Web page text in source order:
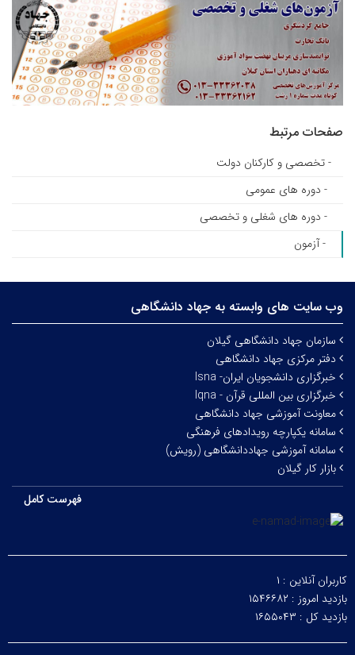
صفحات مرتبط
- تخصصی و کارکنان دولت
- دوره های عمومی
- دوره های شغلی و تخصصی
- آزمون
وب سایت های وابسته به جهاد دانشگاهی
سازمان جهاد دانشگاهی گیلان
دفتر مرکزی جهاد دانشگاهی
خبرگزاری دانشجویان ایران- Isna
خبرگزاری بین المللی قرآن - Iqna
معاونت آموزشی جهاد دانشگاهی
سامانه یکپارچه رویدادهای فرهنگی
سامانه آموزشی جهاددانشگاهی (رویش)
بازار کار گیلان
فهرست کامل
کاربران آنلاین : ۱
بازدید امروز : ۱۵۴۶۶۸۲
بازدید کل : ۱۶۵۵۰۴۳